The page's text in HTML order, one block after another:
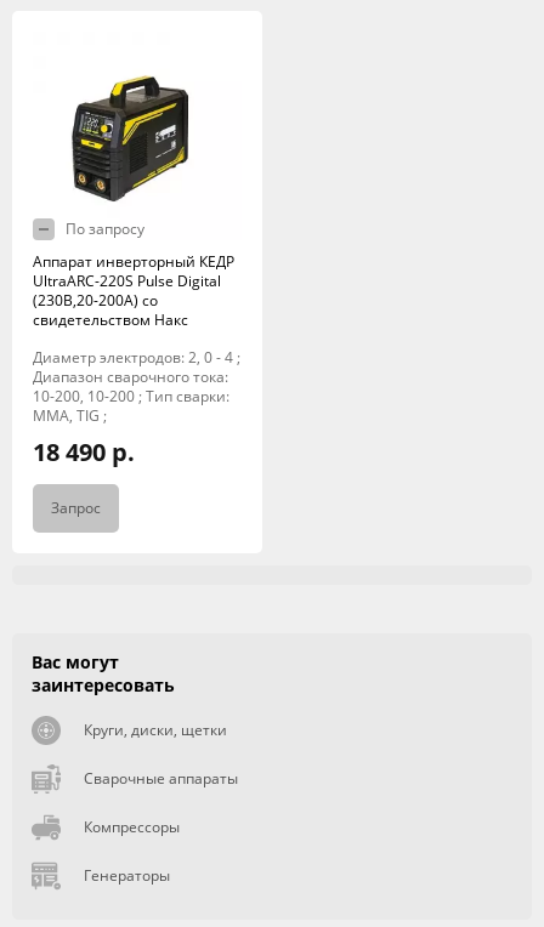
По запросу
Аппарат инверторный КЕДР
UltraARC-220S Pulse Digital
(230В,20-200А) со
свидетельством Накс
Диаметр электродов: 2, 0 - 4 ;
Диапазон сварочного тока:
10-200, 10-200 ; Тип сварки:
MMA, TIG ;
18 490 р.
Запрос
Вас могут
заинтересовать
Круги, диски, щетки
Сварочные аппараты
Компрессоры
Генераторы